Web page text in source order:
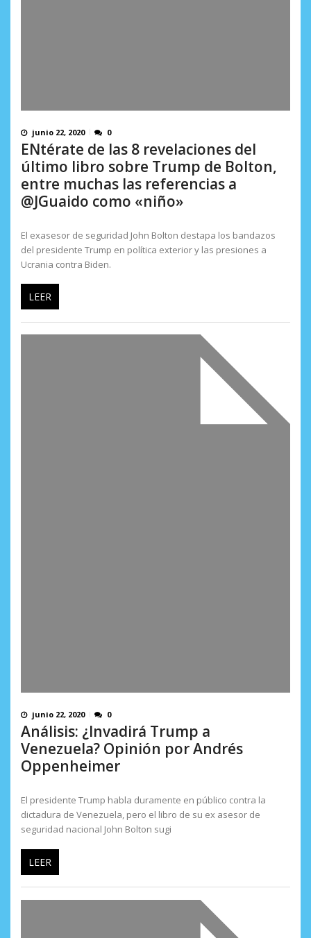
junio 22, 2020 0
ENtérate de las 8 revelaciones del
último libro sobre Trump de Bolton,
entre muchas las referencias a
@JGuaido como «niño»
El exasesor de seguridad John Bolton destapa los bandazos
del presidente Trump en política exterior y las presiones a
Ucrania contra Biden.
LEER
junio 22, 2020 0
Análisis: ¿Invadirá Trump a
Venezuela? Opinión por Andrés
Oppenheimer
El presidente Trump habla duramente en público contra la
dictadura de Venezuela, pero el libro de su ex asesor de
seguridad nacional John Bolton sugi
LEER